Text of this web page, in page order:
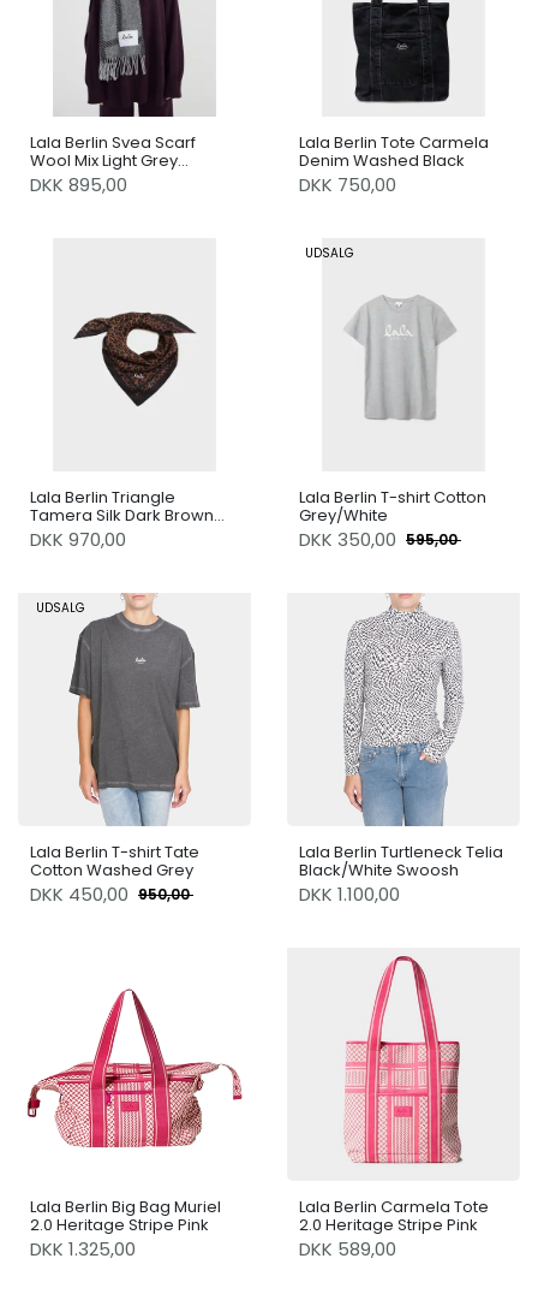
Lala Berlin Svea Scarf
Wool Mix Light Grey
Melange/Black
DKK 895,00
Lala Berlin Tote Carmela
Denim Washed Black
DKK 750,00
Lala Berlin Triangle
Tamera Silk Dark Brown
Leo
DKK 970,00
UDSALG
Lala Berlin T-shirt Cotton
Grey/White
DKK 350,00 595,00
UDSALG
Lala Berlin T-shirt Tate
Cotton Washed Grey
DKK 450,00 950,00
Lala Berlin Turtleneck Telia
Black/White Swoosh
DKK 1.100,00
Lala Berlin Big Bag Muriel
2.0 Heritage Stripe Pink
DKK 1.325,00
Lala Berlin Carmela Tote
2.0 Heritage Stripe Pink
DKK 589,00